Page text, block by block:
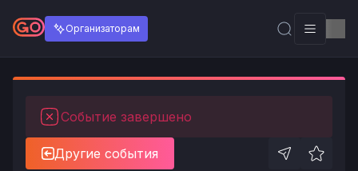
Организаторам
Событие завершено
Другие события